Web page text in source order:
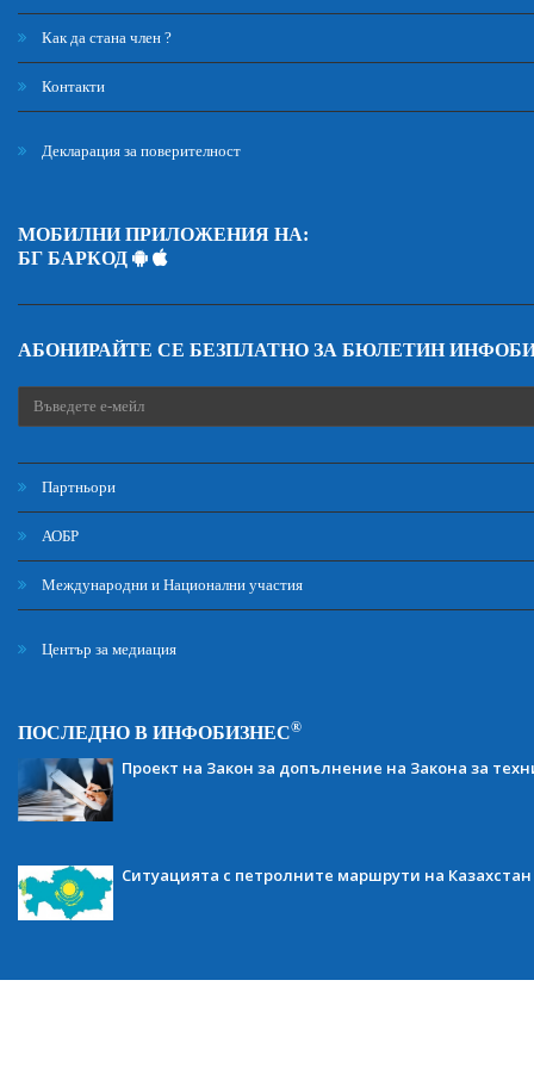
Как да стана член ?
Контакти
Декларация за поверителност
МОБИЛНИ ПРИЛОЖЕНИЯ НА:
БГ БАРКОД
АБОНИРАЙТЕ СЕ БЕЗПЛАТНО ЗА БЮЛЕТИН
Партньори
АОБР
Международни и Национални участия
Център за медиация
ПОСЛЕДНО В ИНФОБИЗНЕС®
Проект на Закон за допълнение на Закона за
Ситуацията с петролните маршрути на Казахстан